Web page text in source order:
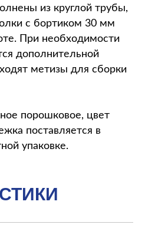
из круглой трубы,
с бортиком 30 мм
При необходимости
дополнительной
метизы для сборки
порошковое, цвет
поставляется в
упаковке.